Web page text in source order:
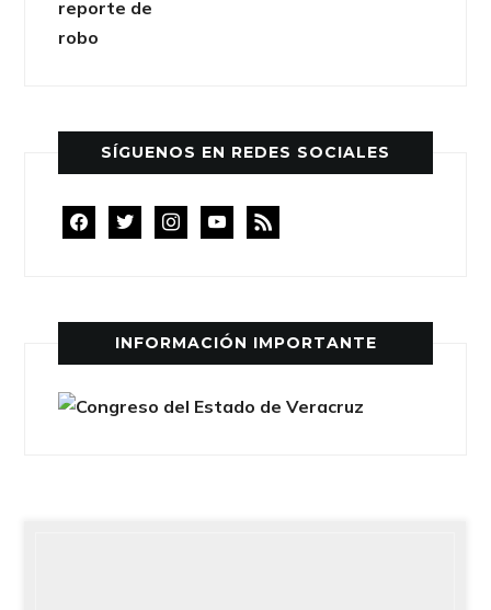
SÍGUENOS EN REDES SOCIALES
facebooktwitterinstagramyoutube
rss
INFORMACIÓN IMPORTANTE